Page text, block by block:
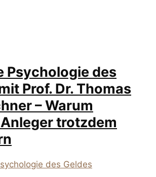
Psychologie des
Prof. Dr. Thomas
– Warum
trotzdem